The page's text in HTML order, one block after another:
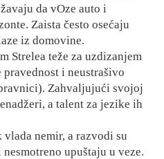
da vOze auto i
Zaista često osećaju
iz domovine.
Strelea teže za uzdizanjem
i neustrašivo
Zahvaljujući svojoj
a talent za jezike ih
nemir, a razvodi su
upuštaju u veze.